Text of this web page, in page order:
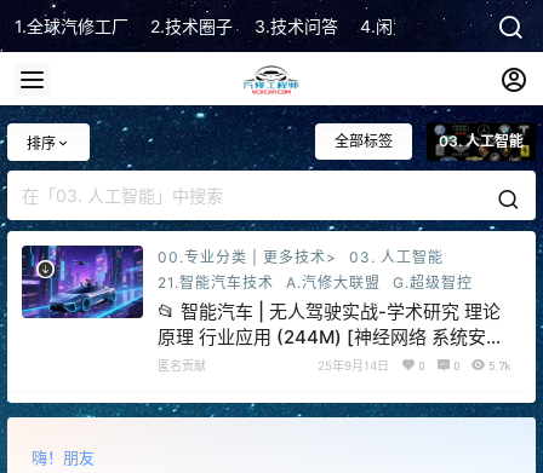
1.全球汽修工厂 2.技术圈子 3.技术问答 4.闲置市场 5.技术顾
排序 全部标签 03. 人工智能
00.专业分类 | 更多技术>
03. 人工智能
21.智能汽车技术
A.汽修大联盟 G.超级智控
📂 智能汽车 | 无人驾驶实战-学术研究 理论
原理 行业应用 (244M) [神经网络 系统安全
视觉感知]
匿名贡献 25年9月14日 0 0 5.7k
嗨！朋友